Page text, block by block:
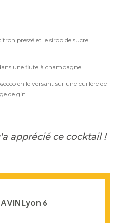
pressé et le sirop de sucre.
une flute à champagne.
en le versant sur une cuillère de
de gin.
apprécié ce cocktail !
Lyon 6